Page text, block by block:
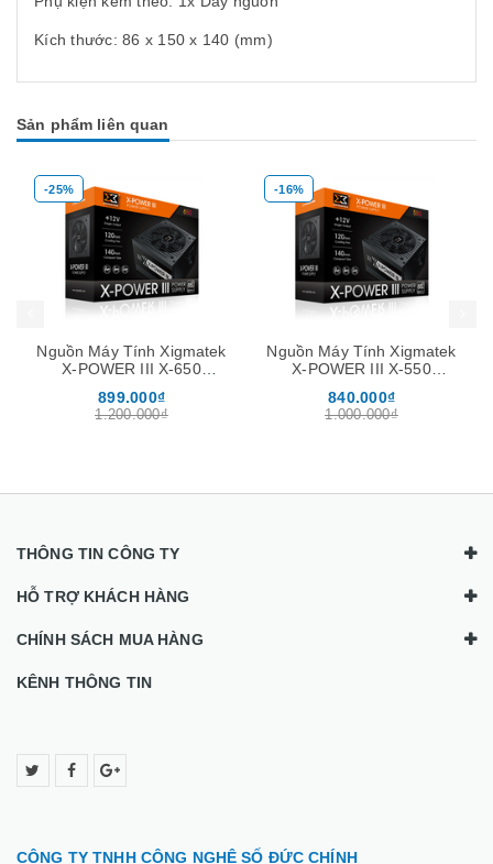
Kích thước: 86 x 150 x 140 (mm)
Sản phẩm liên quan
-16%
Nguồn Máy Tính Xigmatek
X-POWER III X-550
840.000₫
1.000.000₫
-13%
Nguồn Máy Tính Xigmatek
X-POWER III X-500
780.000₫
899.000₫
THÔNG TIN CÔNG TY
HỖ TRỢ KHÁCH HÀNG
CHÍNH SÁCH MUA HÀNG
KÊNH THÔNG TIN
CÔNG TY TNHH CÔNG NGHỆ SỐ ĐỨC CHÍNH